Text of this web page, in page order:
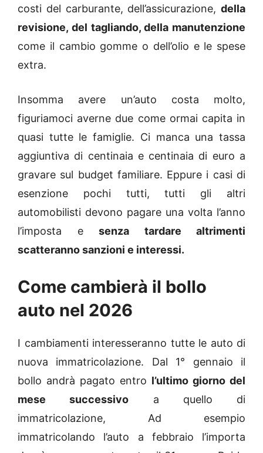
costi del carburante, dell’assicurazione, della
revisione, del tagliando, della manutenzione
come il cambio gomme o dell’olio e le spese
extra.
Insomma avere un’auto costa molto,
figuriamoci averne due come ormai capita in
quasi tutte le famiglie. Ci manca una tassa
aggiuntiva di centinaia e centinaia di euro a
gravare sul budget familiare. Eppure i casi di
esenzione pochi tutti, tutti gli altri
automobilisti devono pagare una volta l’anno
l’imposta e senza tardare altrimenti
scatteranno sanzioni e interessi.
Come cambierà il bollo
auto nel 2026
I cambiamenti interesseranno tutte le auto di
nuova immatricolazione. Dal 1° gennaio il
bollo andrà pagato entro l’ultimo giorno del
mese successivo a quello di
immatricolazione, Ad esempio
immatricolando l’auto a febbraio l’importa